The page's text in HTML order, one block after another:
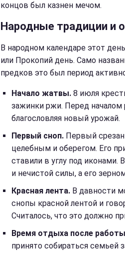
концов был казнен мечом.
Народные традиции и
В народном календаре этот
или Прокопий день. Само
предков это был период
Начало жатвы. 8 июля
зажинки ржи. Перед
благословляя новый урожай.
Первый сноп. Первый
целебным и оберегом. Его
ставили в углу под
и нечистой силы, а его
Красная лента. В давности
снопы красной лентой и
Считалось, что это должно
Время отдыха после
принято собираться семьей